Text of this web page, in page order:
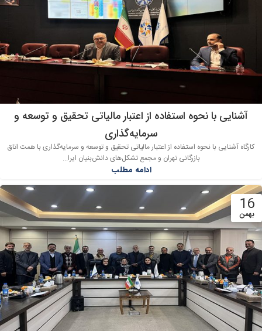
آشنایی با نحوه استفاده از اعتبار مالیاتی تحقیق و توسعه و
سرمایه‌گذاری
کارگاه آشنایی با نحوه استفاده از اعتبار مالیاتی تحقیق و توسعه و سرمایه‌گذاری با همت اتاق
بازرگانی تهران و مجمع تشکل‌های دانش‌بنیان ایرا...
ادامه مطلب
16
بهمن